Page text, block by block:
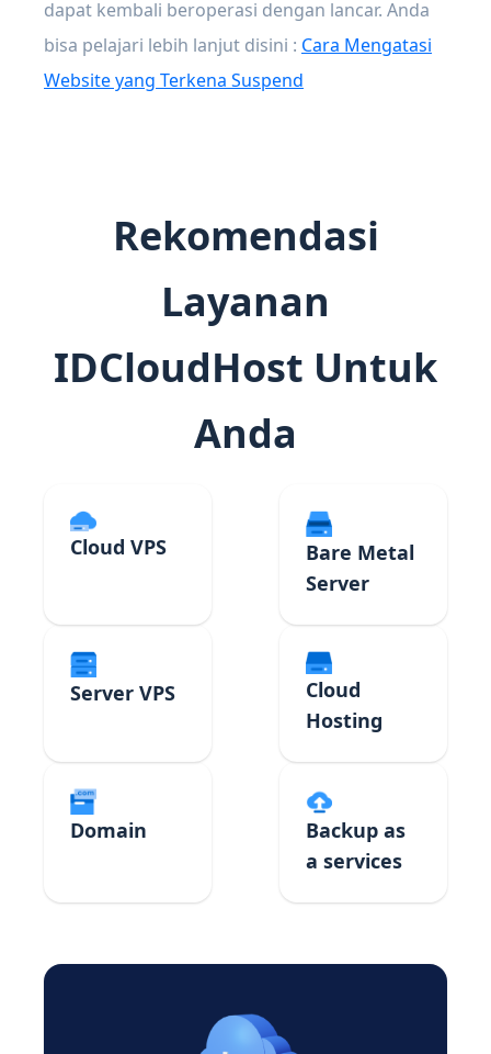
dapat kembali beroperasi dengan lancar. Anda
bisa pelajari lebih lanjut disini : Cara Mengatasi
Website yang Terkena Suspend
Rekomendasi
Layanan
IDCloudHost Untuk
Anda
Cloud VPS
Bare Metal
Server
Server VPS
Cloud
Hosting
Domain
Backup as
a services